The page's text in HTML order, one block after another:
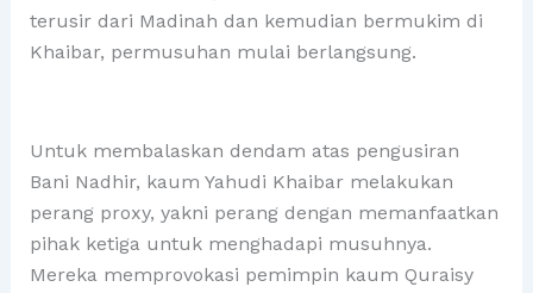
terusir dari Madinah dan kemudian bermukim di
Khaibar, permusuhan mulai berlangsung.
Untuk membalaskan dendam atas pengusiran
Bani Nadhir, kaum Yahudi Khaibar melakukan
perang proxy, yakni perang dengan memanfaatkan
pihak ketiga untuk menghadapi musuhnya.
Mereka memprovokasi pemimpin kaum Quraisy